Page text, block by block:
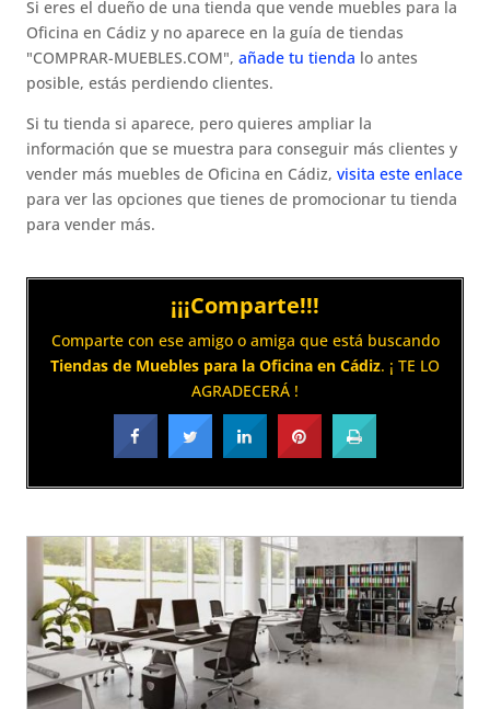
Si eres el dueño de una tienda que vende muebles para la
Oficina en Cádiz y no aparece en la guía de tiendas
"COMPRAR-MUEBLES.COM",añade tu tienda lo antes
posible, estás perdiendo clientes.
Si tu tienda si aparece, pero quieres ampliar la
información que se muestra para conseguir más clientes y
vender más muebles de Oficina en Cádiz,visita este enlace
para ver las opciones que tienes de promocionar tu tienda
para vender más.
¡¡¡Comparte!!!
Comparte con ese amigo o amiga que está buscando
Tiendas de Muebles para la Oficina en Cádiz. ¡ TE LO
AGRADECERÁ !